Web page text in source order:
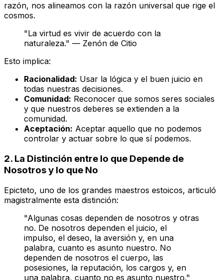
razón, nos alineamos con la razón universal que rige el
cosmos.
"La virtud es vivir de acuerdo con la
naturaleza." — Zenón de Citio
Esto implica:
Racionalidad: Usar la lógica y el buen juicio en
todas nuestras decisiones.
Comunidad: Reconocer que somos seres sociales
y que nuestros deberes se extienden a la
comunidad.
Aceptación: Aceptar aquello que no podemos
controlar y actuar sobre lo que sí podemos.
2. La Distinción entre lo que Depende de
Nosotros y lo que No
Epicteto, uno de los grandes maestros estoicos, articuló
magistralmente esta distinción:
"Algunas cosas dependen de nosotros y otras
no. De nosotros dependen el juicio, el
impulso, el deseo, la aversión y, en una
palabra, cuanto es asunto nuestro. No
dependen de nosotros el cuerpo, las
posesiones, la reputación, los cargos y, en
una palabra, cuanto no es asunto nuestro."